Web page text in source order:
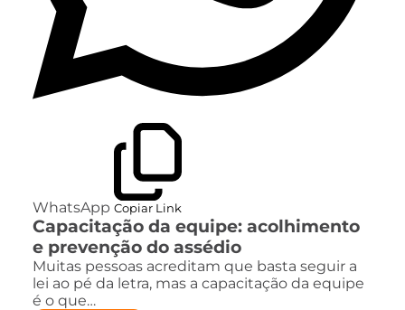
WhatsApp Copiar Link
Capacitação da equipe: acolhimento
e prevenção do assédio
Muitas pessoas acreditam que basta seguir a
lei ao pé da letra, mas a capacitação da equipe
é o que…